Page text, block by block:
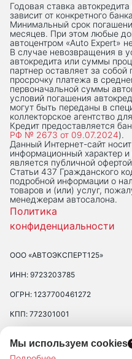
Мы используем cookies
Годовая ставка
зависит от конкретного
Минимальный срок
месяцев. При этом любые
автоцентром «Auto Expert»
В случае невозвращения в
автокредита или суммы
партнер оставляет за
просрочку платежа в
первоначальной суммы
условий погашения
могут быть переданы в
коллекторское агентство
Кредит предоставляется
РФ № 2673 от 09.07.2024).
Данный Интернет-сaйт
информационный характер и
является публичной
Статьи 437 Гражданского
подробной информации о
товаров и (или) услуг,
менеджерам автосалона.
Политика
конфиденциальности
ООО «АВТОЭКСПЕРТ125»
ИНН: 9723203785
ОГРН: 1237700461272
КПП: 772301001
47, ПОМ. 2/Н